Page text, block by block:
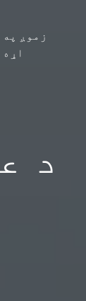
زموږ په
اړه
د